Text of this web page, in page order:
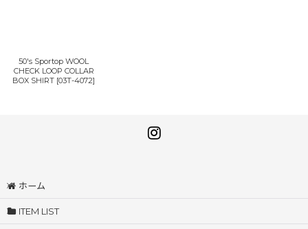
50's Sportop WOOL
CHECK LOOP COLLAR
BOX SHIRT [03T-4072]
ホーム
ITEM LIST